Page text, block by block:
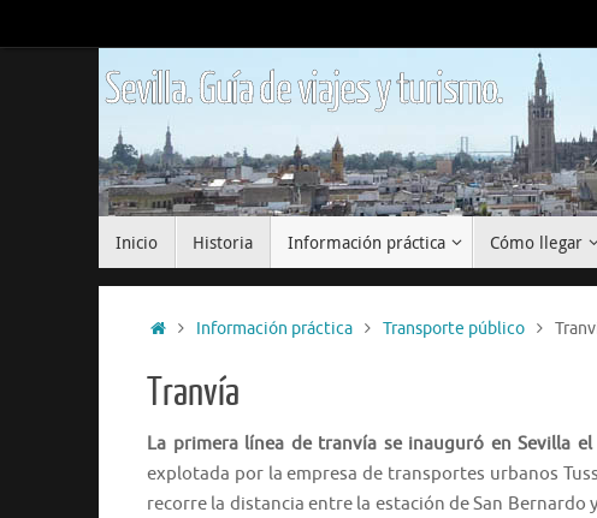
al
Sevilla. Guía de viajes y turismo.
Inicio Historia Información práctica Cómo llegar
InicioInformación práctica Transporte público
Tranvía
La primera línea de tranvía se inauguró en Sevilla
explotada por la empresa de transportes urbanos
recorre la distancia entre la estación de San Bernardo